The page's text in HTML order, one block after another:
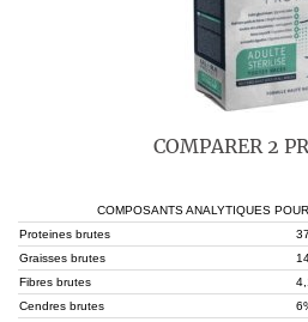
COMPARER 2
COMPOSANTS ANALYTIQUES
Proteines brutes
Graisses brutes
Fibres brutes
Cendres brutes